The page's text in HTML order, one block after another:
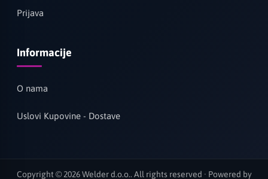
Prijava
Informacije
O nama
Uslovi Kupovine - Dostave
Copyright © 2026 Welder d.o.o.. All rights reserved · Powered by